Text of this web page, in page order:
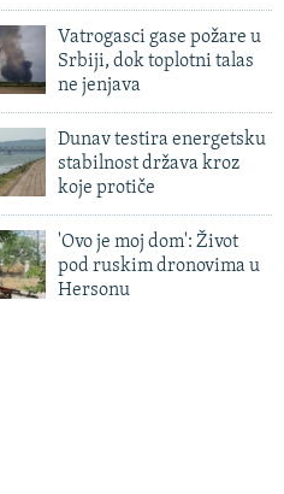
Vatrogasci gase požare u
Srbiji, dok toplotni talas
ne jenjava
Dunav testira energetsku
stabilnost država kroz
koje protiče
'Ovo je moj dom': Život
pod ruskim dronovima u
Hersonu